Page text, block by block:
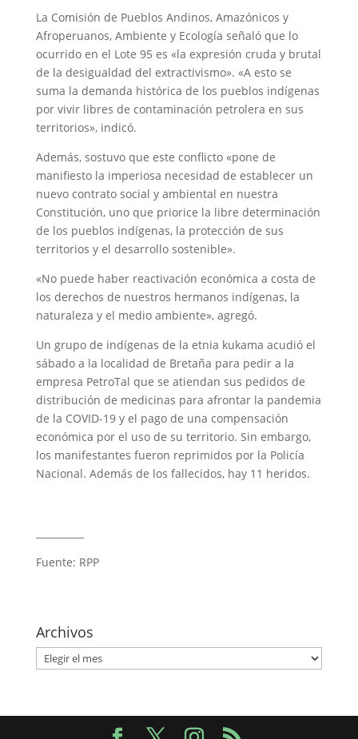
La Comisión de Pueblos Andinos, Amazónicos y
Afroperuanos, Ambiente y Ecología señaló que lo
ocurrido en el Lote 95 es «la expresión cruda y brutal
de la desigualdad del extractivismo». «A esto se
suma la demanda histórica de los pueblos indígenas
por vivir libres de contaminación petrolera en sus
territorios», indicó.
Además, sostuvo que este conflicto «pone de
manifiesto la imperiosa necesidad de establecer un
nuevo contrato social y ambiental en nuestra
Constitución, uno que priorice la libre determinación
de los pueblos indígenas, la protección de sus
territorios y el desarrollo sostenible».
«No puede haber reactivación económica a costa de
los derechos de nuestros hermanos indígenas, la
naturaleza y el medio ambiente», agregó.
Un grupo de indígenas de la etnia kukama acudió el
sábado a la localidad de Bretaña para pedir a la
empresa PetroTal que se atiendan sus pedidos de
distribución de medicinas para afrontar la pandemia
de la COVID-19 y el pago de una compensación
económica por el uso de su territorio. Sin embargo,
los manifestantes fueron reprimidos por la Policía
Nacional. Además de los fallecidos, hay 11 heridos.
Fuente: RPP
Archivos
Archivos